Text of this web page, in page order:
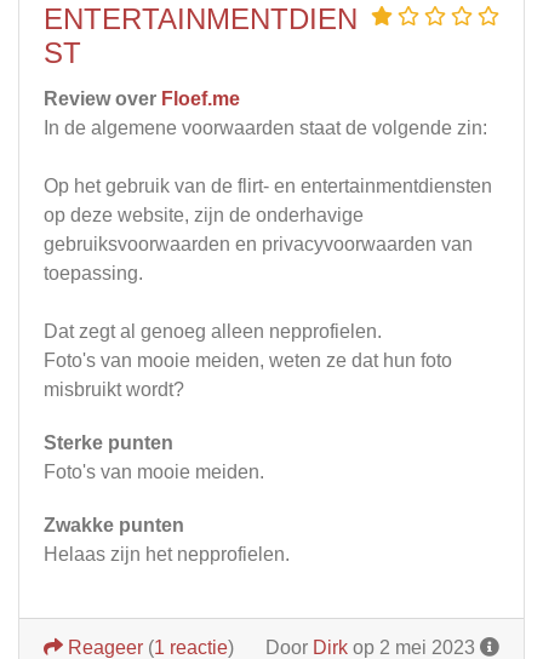
ENTERTAINMENTDIEN
ST
Review over Floef.me
In de algemene voorwaarden staat de volgende zin:
Op het gebruik van de flirt- en entertainmentdiensten
op deze website, zijn de onderhavige
gebruiksvoorwaarden en privacyvoorwaarden van
toepassing.
Dat zegt al genoeg alleen nepprofielen.
Foto's van mooie meiden, weten ze dat hun foto
misbruikt wordt?
Sterke punten
Foto's van mooie meiden.
Zwakke punten
Helaas zijn het nepprofielen.
Door Dirk op 2 mei 2023
Reageer (1 reactie)